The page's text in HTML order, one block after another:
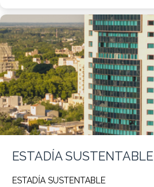
ESTADÍA SUSTENTABLE
ESTADÍA SUSTENTABLE